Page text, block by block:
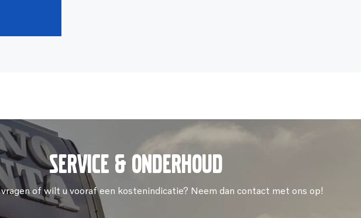
Service & onderhoud
of wilt u vooraf een kostenindicatie? Neem dan contact met ons op!